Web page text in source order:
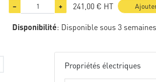
− + 241,00 € HT
Disponibilité: Disponible sous 3 semaines
Propriétés électriques